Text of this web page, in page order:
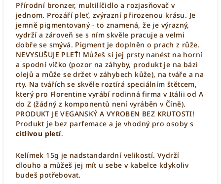
Přírodní bronzer, multilíčidlo a rozjasňovač v
jednom. Prozáří pleť, zvýrazní přirozenou krásu. Je
jemně pigmentovaný - to znamená, že je výrazný,
vydrží a zároveň se s ním skvěle pracuje a velmi
dobře se smývá. Pigment je doplněn o prach z růže.
NEVYSUŠUJE PLEŤ! Můžeš si jej prsty nanést na horní
a spodní víčko (pozor na záhyby, produkt je na bázi
olejů a může se držet v záhybech kůže), na tváře a na
rty. Na tvářích se skvěle roztírá speciálním štětcem,
který pro Florentine vyrábí rodinná firma v Itálii od A
do Z (žádný z komponentů není vyráběn v Číně).
PRODUKT JE VEGANSKÝ A VYROBEN BEZ KRUTOSTI!
Produkt je bez parfemace a je vhodný pro osoby s
citlivou pletí.
Kelímek 15g je nadstandardní velikostí. Vydrží
dlouho a můžeš jej mít u sebe v kabelce kdykoliv
budeš potřebovat.